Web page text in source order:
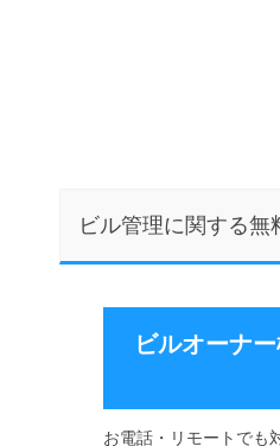
ビル管理に関する無
ビルオーナ
お電話・リモートでも